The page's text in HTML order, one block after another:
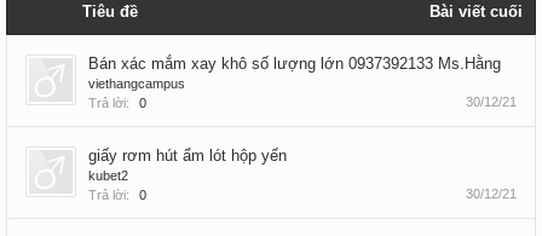
Tiêu đề Bài viết cuối
Bán xác mắm xay khô số lượng lớn 0937392133 Ms.Hằng
viethangcampus
Trả lời:
0 30/12/21
giấy rơm hút ẩm lót hộp yến
kubet2
Trả lời:
0 30/12/21